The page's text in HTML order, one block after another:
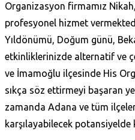
Organizasyon firmamız
profesyonel hizmet
Yıldönümü, Doğum günü,
etkinliklerinizde alternatif ve
ve İmamoğlu ilçesinde His
sıkça söz ettirmeyi başaran
zamanda Adana ve tüm
karşılayabilecek